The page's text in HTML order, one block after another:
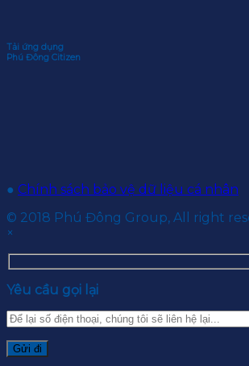
Tải ứng dụng
Phú Đông Citizen
● Chính sách bảo vệ dữ liệu cá nhân
© 2018 Phú Đông Group, All right
×
Yêu cầu gọi lại